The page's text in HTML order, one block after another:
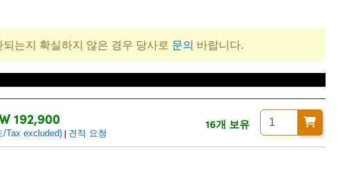
는지 확실하지 않은 경우 당사로 문의 바랍니다.
192,900
/Tax excluded) | 견적 요청
16개 보유